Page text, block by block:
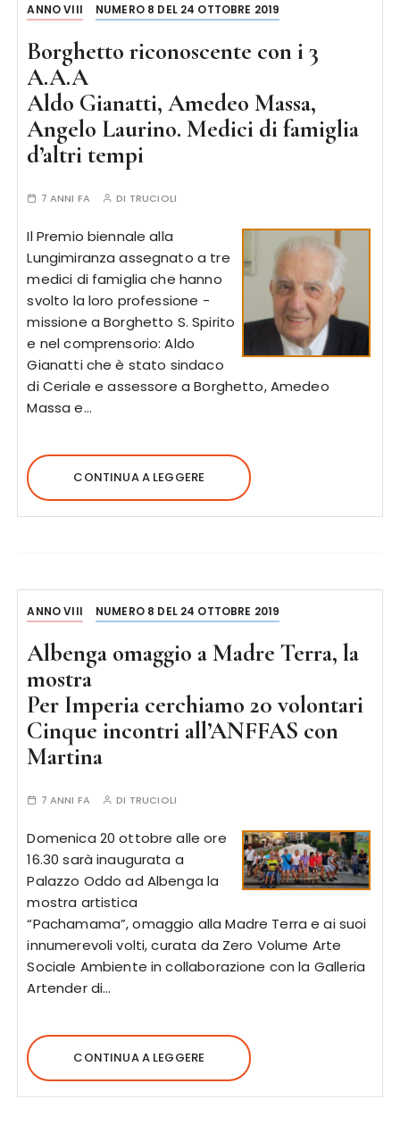
ANNO VIII NUMERO 8 DEL 24 OTTOBRE 2019
Borghetto riconoscente con i 3
A.A.A
Aldo Gianatti, Amedeo Massa,
Angelo Laurino. Medici di famiglia
d’altri tempi
7 ANNI FA DI TRUCIOLI
Il Premio biennale alla
Lungimiranza assegnato a tre
medici di famiglia che hanno
svolto la loro professione -
missione a Borghetto S. Spirito
e nel comprensorio: Aldo
Gianatti che è stato sindaco
di Ceriale e assessore a Borghetto, Amedeo
Massa e…
CONTINUA A LEGGERE
ANNO VIII NUMERO 8 DEL 24 OTTOBRE 2019
Albenga omaggio a Madre Terra, la
mostra
Per Imperia cerchiamo 20 volontari
Cinque incontri all’ANFFAS con
Martina
7 ANNI FA DI TRUCIOLI
Domenica 20 ottobre alle ore
16.30 sarà inaugurata a
Palazzo Oddo ad Albenga la
mostra artistica
“Pachamama”, omaggio alla Madre Terra e ai suoi
innumerevoli volti, curata da Zero Volume Arte
Sociale Ambiente in collaborazione con la Galleria
Artender di…
CONTINUA A LEGGERE